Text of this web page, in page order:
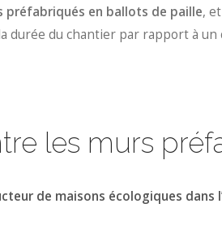
préfabriqués en ballots de paille,
durée du chantier par rapport à
les murs
de maisons écologiques dans